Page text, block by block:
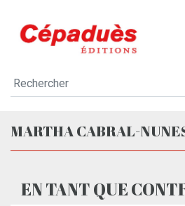
MARTHA CABRAL-
EN TANT QUE